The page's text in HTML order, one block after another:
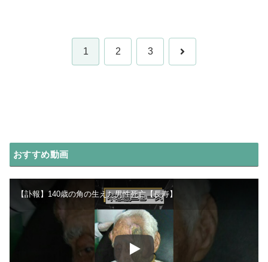
1 2 3 次
おすすめ動画
【訃報】140歳の角の生えた男性死亡【長寿】